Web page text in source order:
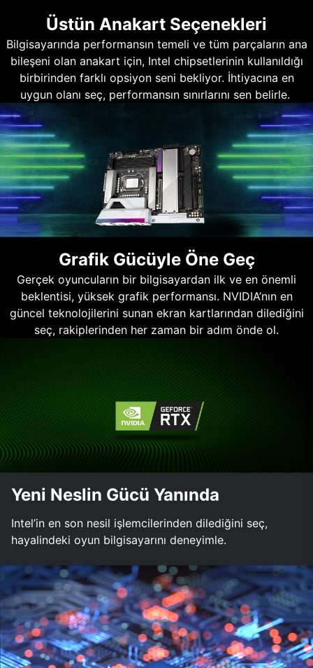
Üstün Anakart Seçenekleri
Bilgisayarında performansın temeli ve tüm parçaların ana
bileşeni olan anakart için, Intel chipsetlerinin kullanıldığı
birbirinden farklı opsiyon seni bekliyor. İhtiyacına en
uygun olanı seç, performansın sınırlarını sen belirle.
Grafik Gücüyle Öne Geç
Gerçek oyuncuların bir bilgisayardan ilk ve en önemli
beklentisi, yüksek grafik performansı. NVIDIA’nın en
güncel teknolojilerini sunan ekran kartlarından dilediğini
seç, rakiplerinden her zaman bir adım önde ol.
Yeni Neslin Gücü Yanında
Intel’in en son nesil işlemcilerinden dilediğini seç,
hayalindeki oyun bilgisayarını deneyimle.